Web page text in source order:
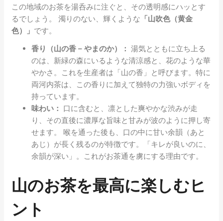
この地域のお茶を湯呑みに注ぐと、その透明感にハッとす
るでしょう。 濁りのない、輝くような 「山吹色（黄金
色）」 です。
香り（山の香 – やまのか）： 湯気とともに立ち上る
のは、新緑の森にいるような清涼感と、花のような華
やかさ。これを生産者は「山の香」と呼びます。特に
両河内茶は、この香りに加えて独特の力強いボディを
持っています。
味わい： 口に含むと、凛とした爽やかな渋みが走
り、その直後に濃厚な旨味と甘みが波のように押し寄
せます。 喉を通った後も、口の中に甘い余韻（あと
あじ）が長く残るのが特徴です。「キレが良いのに、
余韻が深い」。これがお茶通を虜にする理由です。
山のお茶を最高に楽しむヒ
ント